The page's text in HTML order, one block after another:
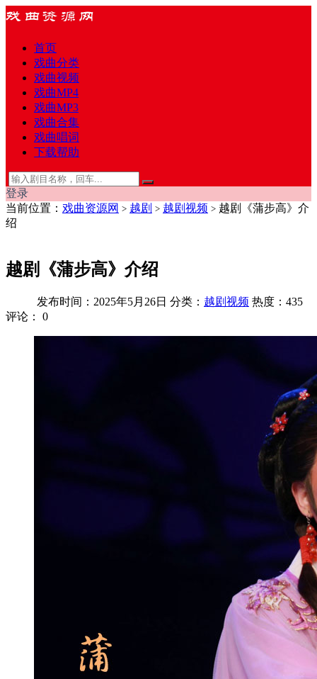
首页
戏曲分类
戏曲视频
戏曲MP4
戏曲MP3
戏曲合集
戏曲唱词
下载帮助
登录
当前位置： 戏曲资源网 > 越剧 > 越剧视频 > 越剧《蒲步高》介
绍
越剧《蒲步高》介绍
发布时间：2025年5月26日 分类： 越剧视频 热度：435
评论：
0